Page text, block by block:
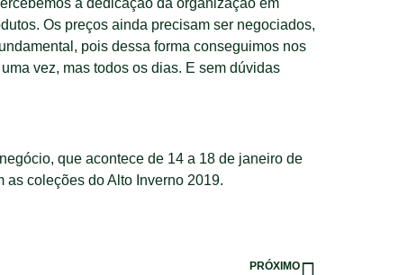
a dedicação da organização em
Os preços ainda precisam ser negociados,
pois dessa forma conseguimos nos
vez, mas todos os dias. E sem dúvidas
que acontece de 14 a 18 de janeiro de
coleções do Alto Inverno 2019.
PRÓXIMO